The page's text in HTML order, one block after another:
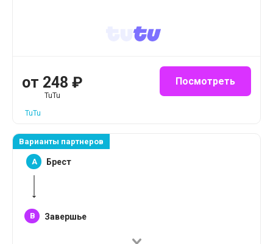
от 248 ₽
TuTu
Посмотреть
TuTu
Варианты партнеров
A Брест
B Завершье